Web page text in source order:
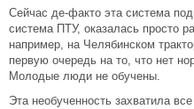
Сейчас де-факто эта система
система ПТУ, оказалась просто
например, на Челябинском
первую очередь на то, что нет
Молодые люди не обучены.
Эта необученность захватила